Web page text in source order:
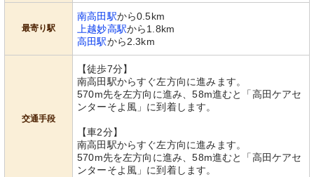
最寄り駅
南高田駅から0.5km
上越妙高駅から1.8km
高田駅から2.3km
交通手段
【徒歩7分】
南高田駅からすぐ左方向に進みます。
570m先を左方向に進み、58m進むと「高田ケアセ
ンターそよ風」に到着します。
【車2分】
南高田駅からすぐ左方向に進みます。
570m先を左方向に進み、58m進むと「高田ケアセ
ンターそよ風」に到着します。